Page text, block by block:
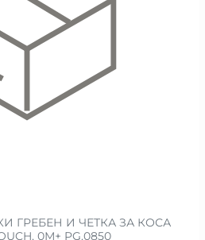
ГРЕБЕН И ЧЕТКА ЗА КОСА
0М+ PG.0850